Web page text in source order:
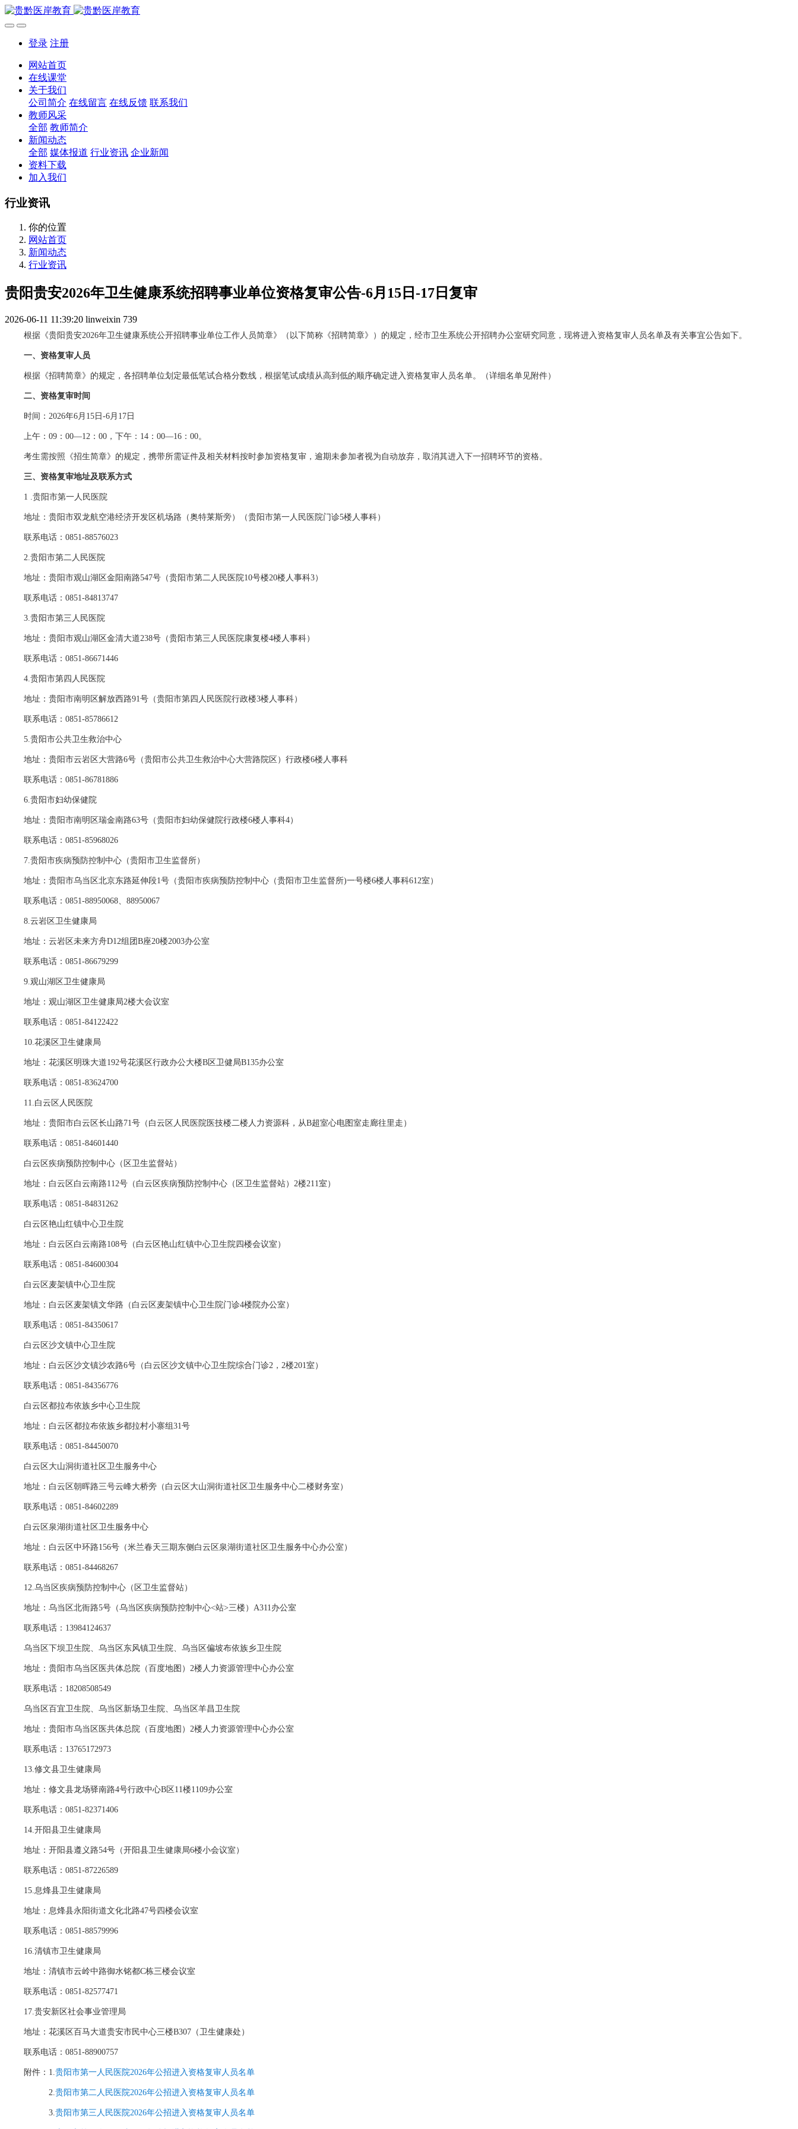
登录 注册
网站首页
在线课堂
关于我们
公司简介 在线留言 在线反馈 联系我们
教师风采
全部 教师简介
新闻动态
全部 媒体报道 行业资讯 企业新闻
资料下载
加入我们
行业资讯
你的位置
网站首页
新闻动态
行业资讯
贵阳贵安2026年卫生健康系统招聘事业单位资格复审公告-6月15日-17日复审
2026-06-11 11:39:20 linweixin 739
根据《贵阳贵安2026年卫生健康系统公开招聘事业单位工作人员简章》（以下简称《招聘简章》）的规定，经市卫生系统公开招聘办公室研究同意，现将进入资格复审人员名单及有关事宜公告如下。
一、资格复审人员
根据《招聘简章》的规定，各招聘单位划定最低笔试合格分数线，根据笔试成绩从高到低的顺序确定进入资格复审人员名单。（详细名单见附件）
二、资格复审时间
时间：2026年6月15日-6月17日
上午：09：00—12：00，下午：14：00—16：00。
考生需按照《招生简章》的规定，携带所需证件及相关材料按时参加资格复审，逾期未参加者视为自动放弃，取消其进入下一招聘环节的资格。
三、资格复审地址及联系方式
1 .贵阳市第一人民医院
地址：贵阳市双龙航空港经济开发区机场路（奥特莱斯旁）（贵阳市第一人民医院门诊5楼人事科）
联系电话：0851-88576023
2.贵阳市第二人民医院
地址：贵阳市观山湖区金阳南路547号（贵阳市第二人民医院10号楼20楼人事科3）
联系电话：0851-84813747
3.贵阳市第三人民医院
地址：贵阳市观山湖区金清大道238号（贵阳市第三人民医院康复楼4楼人事科）
联系电话：0851-86671446
4.贵阳市第四人民医院
地址：贵阳市南明区解放西路91号（贵阳市第四人民医院行政楼3楼人事科）
联系电话：0851-85786612
5.贵阳市公共卫生救治中心
地址：贵阳市云岩区大营路6号（贵阳市公共卫生救治中心大营路院区）行政楼6楼人事科
联系电话：0851-86781886
6.贵阳市妇幼保健院
地址：贵阳市南明区瑞金南路63号（贵阳市妇幼保健院行政楼6楼人事科4）
联系电话：0851-85968026
7.贵阳市疾病预防控制中心（贵阳市卫生监督所）
地址：贵阳市乌当区北京东路延伸段1号（贵阳市疾病预防控制中心（贵阳市卫生监督所)一号楼6楼人事科612室）
联系电话：0851-88950068、88950067
8.云岩区卫生健康局
地址：云岩区未来方舟D12组团B座20楼2003办公室
联系电话：0851-86679299
9.观山湖区卫生健康局
地址：观山湖区卫生健康局2楼大会议室
联系电话：0851-84122422
10.花溪区卫生健康局
地址：花溪区明珠大道192号花溪区行政办公大楼B区卫健局B135办公室
联系电话：0851-83624700
11.白云区人民医院
地址：贵阳市白云区长山路71号（白云区人民医院医技楼二楼人力资源科，从B超室心电图室走廊往里走）
联系电话：0851-84601440
白云区疾病预防控制中心（区卫生监督站）
地址：白云区白云南路112号（白云区疾病预防控制中心（区卫生监督站）2楼211室）
联系电话：0851-84831262
白云区艳山红镇中心卫生院
地址：白云区白云南路108号（白云区艳山红镇中心卫生院四楼会议室）
联系电话：0851-84600304
白云区麦架镇中心卫生院
地址：白云区麦架镇文华路（白云区麦架镇中心卫生院门诊4楼院办公室）
联系电话：0851-84350617
白云区沙文镇中心卫生院
地址：白云区沙文镇沙农路6号（白云区沙文镇中心卫生院综合门诊2，2楼201室）
联系电话：0851-84356776
白云区都拉布依族乡中心卫生院
地址：白云区都拉布依族乡都拉村小寨组31号
联系电话：0851-84450070
白云区大山洞街道社区卫生服务中心
地址：白云区朝晖路三号云峰大桥旁（白云区大山洞街道社区卫生服务中心二楼财务室）
联系电话：0851-84602289
白云区泉湖街道社区卫生服务中心
地址：白云区中环路156号（米兰春天三期东侧白云区泉湖街道社区卫生服务中心办公室）
联系电话：0851-84468267
12.乌当区疾病预防控制中心（区卫生监督站）
地址：乌当区北衙路5号（乌当区疾病预防控制中心<站>三楼）A311办公室
联系电话：13984124637
乌当区下坝卫生院、乌当区东风镇卫生院、乌当区偏坡布依族乡卫生院
地址：贵阳市乌当区医共体总院（百度地图）2楼人力资源管理中心办公室
联系电话：18208508549
乌当区百宜卫生院、乌当区新场卫生院、乌当区羊昌卫生院
地址：贵阳市乌当区医共体总院（百度地图）2楼人力资源管理中心办公室
联系电话：13765172973
13.修文县卫生健康局
地址：修文县龙场驿南路4号行政中心B区11楼1109办公室
联系电话：0851-82371406
14.开阳县卫生健康局
地址：开阳县遵义路54号（开阳县卫生健康局6楼小会议室）
联系电话：0851-87226589
15.息烽县卫生健康局
地址：息烽县永阳街道文化北路47号四楼会议室
联系电话：0851-88579996
16.清镇市卫生健康局
地址：清镇市云岭中路御水铭都C栋三楼会议室
联系电话：0851-82577471
17.贵安新区社会事业管理局
地址：花溪区百马大道贵安市民中心三楼B307（卫生健康处）
联系电话：0851-88900757
附件：1.贵阳市第一人民医院2026年公招进入资格复审人员名单
2.贵阳市第二人民医院2026年公招进入资格复审人员名单
3.贵阳市第三人民医院2026年公招进入资格复审人员名单